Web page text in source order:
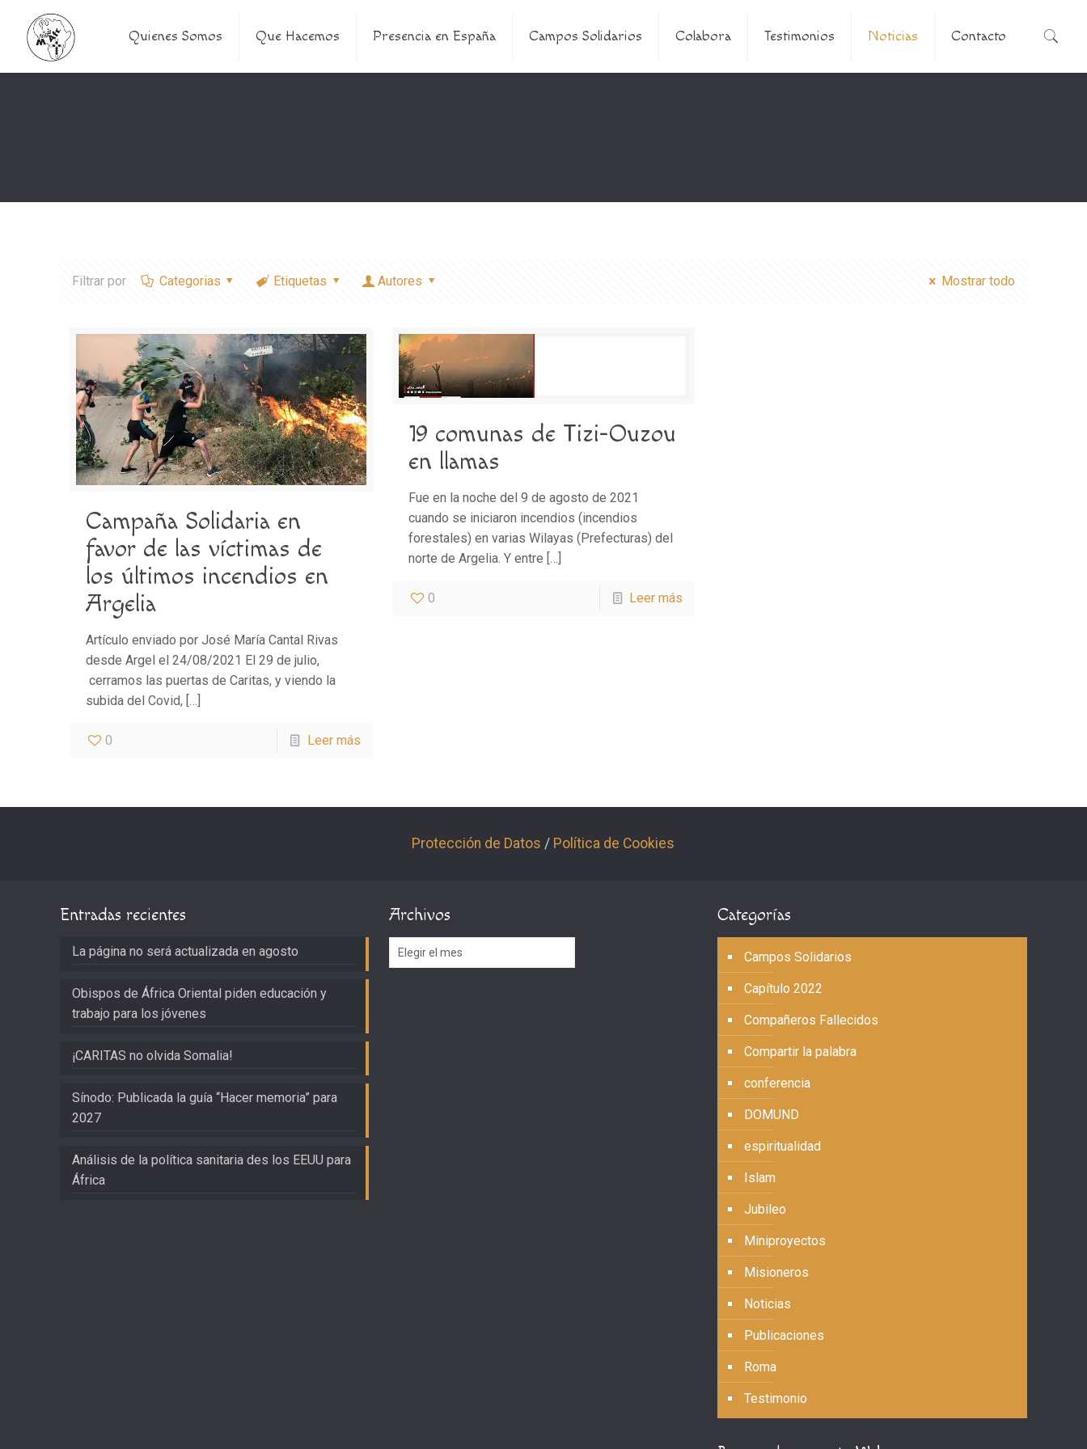
Quienes Somos Que Hacemos Presencia en España Campos Solidarios Colabora Testimonios Noticias Contacto
Filtrar por Categorias Etiquetas Autores Mostrar todo
Campaña Solidaria en
favor de las víctimas de
los últimos incendios en
Argelia
Artículo enviado por José María Cantal Rivas
desde Argel el 24/08/2021 El 29 de julio,
cerramos las puertas de Caritas, y viendo la
subida del Covid, […]
0 Leer más
19 comunas de Tizi-Ouzou
en llamas
Fue en la noche del 9 de agosto de 2021
cuando se iniciaron incendios (incendios
forestales) en varias Wilayas (Prefecturas) del
norte de Argelia. Y entre […]
0 Leer más
Protección de Datos / Política de Cookies
Entradas recientes
La página no será actualizada en agosto
Obispos de África Oriental piden educación y
trabajo para los jóvenes
¡CARITAS no olvida Somalia!
Sínodo: Publicada la guía “Hacer memoria” para
2027
Análisis de la política sanitaria des los EEUU para
África
Archivos
Archivos
Categorías
Campos Solidarios
Capítulo 2022
Compañeros Fallecidos
Compartir la palabra
conferencia
DOMUND
espiritualidad
Islam
Jubileo
Miniproyectos
Misioneros
Noticias
Publicaciones
Roma
Testimonio